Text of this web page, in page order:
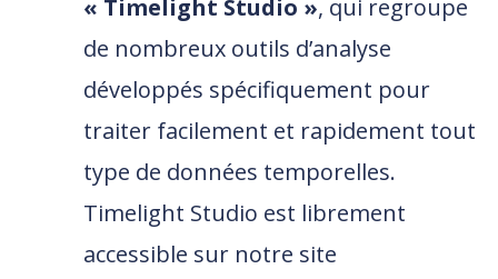
« Timelight Studio », qui regroupe
de nombreux outils d’analyse
développés spécifiquement pour
traiter facilement et rapidement tout
type de données temporelles.
Timelight Studio est librement
accessible sur notre site